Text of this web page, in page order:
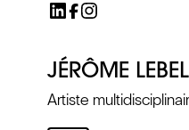
JÉRÔME LEBEL
Artiste